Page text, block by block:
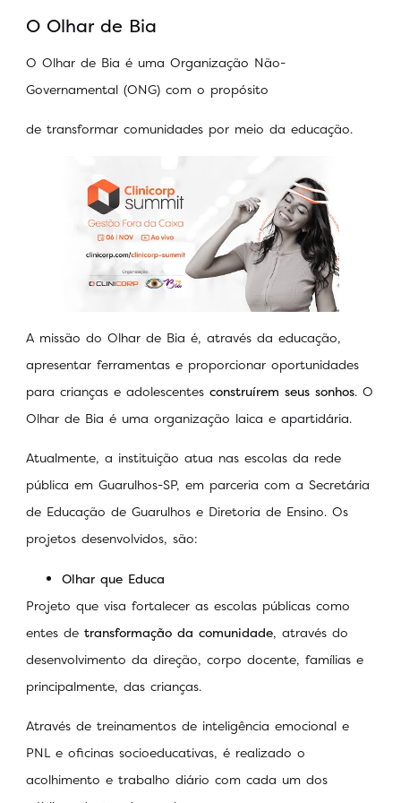
O Olhar de Bia
O Olhar de Bia é uma Organização Não-
Governamental (ONG) com o propósito
de transformar comunidades por meio da educação.
A missão do Olhar de Bia é, através da educação,
apresentar ferramentas e proporcionar oportunidades
para crianças e adolescentes construírem seus sonhos. O
Olhar de Bia é uma organização laica e apartidária.
Atualmente, a instituição atua nas escolas da rede
pública em Guarulhos-SP, em parceria com a Secretária
de Educação de Guarulhos e Diretoria de Ensino. Os
projetos desenvolvidos, são:
Olhar que Educa
Projeto que visa fortalecer as escolas públicas como
entes de transformação da comunidade, através do
desenvolvimento da direção, corpo docente, famílias e
principalmente, das crianças.
Através de treinamentos de inteligência emocional e
PNL e oficinas socioeducativas, é realizado o
acolhimento e trabalho diário com cada um dos